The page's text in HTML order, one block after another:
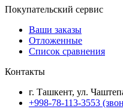
Покупательский сервис
Ваши заказы
Отложенные
Список сравнения
Контакты
г. Ташкент, ул.
+998-78-113-3553